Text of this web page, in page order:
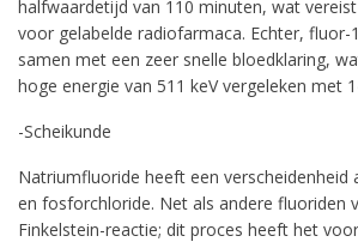
halfwaardetijd van 110 minuten, wat
voor gelabelde radiofarmaca. Echter,
samen met een zeer snelle bloedklaring,
hoge energie van 511 keV vergeleken met
-Scheikunde
Natriumfluoride heeft een
en fosforchloride. Net als andere fluoriden
Finkelstein-reactie; dit proces heeft het